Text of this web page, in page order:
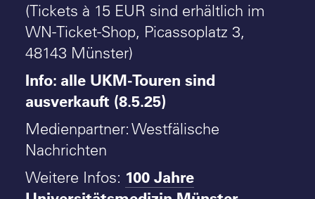
(Tickets à 15 EUR sind erhältlich im
WN-Ticket-Shop, Picassoplatz 3,
48143 Münster)
Info: alle UKM-Touren sind
ausverkauft (8.5.25)
Medienpartner: Westfälische
Nachrichten
Weitere Infos: 100 Jahre